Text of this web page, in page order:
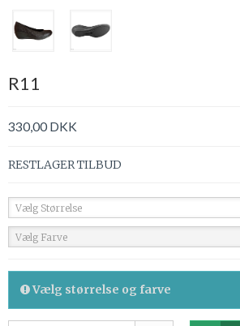
R11
330,00 DKK
RESTLAGER TILBUD
Vælg Størrelse
Vælg Farve
Vælg størrelse og farve